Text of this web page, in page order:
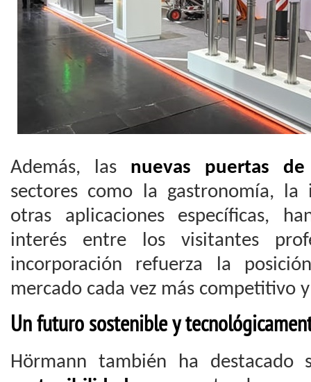
Además, las nuevas puertas
sectores como la gastronomía,
otras aplicaciones específicas,
interés entre los visitantes
incorporación refuerza la
mercado cada vez más competitivo
Un futuro sostenible y
Hörmann también ha destacado